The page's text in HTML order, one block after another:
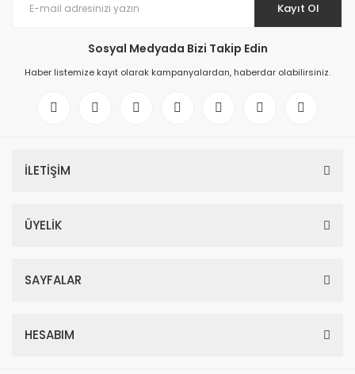
Kayıt Ol
Sosyal Medyada Bizi Takip Edin
Haber listemize kayıt olarak kampanyalardan, haberdar olabilirsiniz.
İLETİŞİM
ÜYELİK
SAYFALAR
HESABIM